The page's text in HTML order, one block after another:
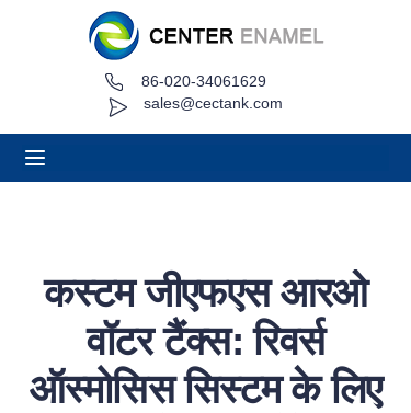
sales@cectank.com
86-020-34061629
कस्टम जीएफएस आरओ
वॉटर टैंक्स: रिवर्स
ऑस्मोसिस सिस्टम के लिए
के बारे में
परियोजना मामला
कोट अनुरोध करें